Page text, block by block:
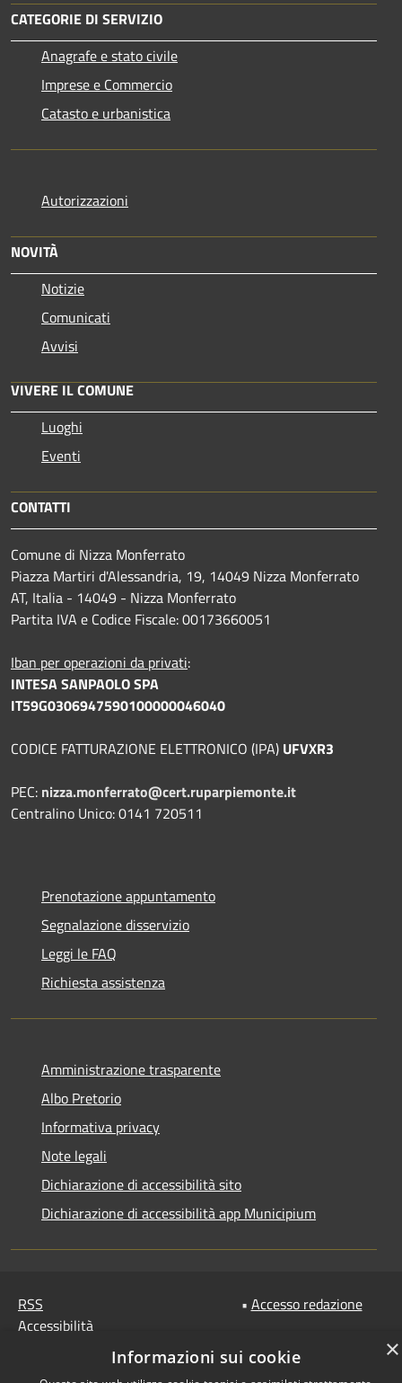
CATEGORIE DI SERVIZIO
Anagrafe e stato civile
Imprese e Commercio
Catasto e urbanistica
Autorizzazioni
NOVITÀ
Notizie
Comunicati
Avvisi
VIVERE IL COMUNE
Luoghi
Eventi
CONTATTI
Comune di Nizza Monferrato
Piazza Martiri d'Alessandria, 19, 14049 Nizza Monferrato
AT, Italia - 14049 - Nizza Monferrato
Partita IVA e Codice Fiscale: 00173660051
Iban per operazioni da privati:
INTESA SANPAOLO SPA
IT59G0306947590100000046040
CODICE FATTURAZIONE ELETTRONICO (IPA) UFVXR3
PEC: nizza.monferrato@cert.ruparpiemonte.it
Centralino Unico: 0141 720511
Prenotazione appuntamento
Segnalazione disservizio
Leggi le FAQ
Richiesta assistenza
Amministrazione trasparente
Albo Pretorio
Informativa privacy
Note legali
Dichiarazione di accessibilità sito
Dichiarazione di accessibilità app Municipium
RSS
Accessibilità
• Accesso redazione
×
Informazioni sui cookie